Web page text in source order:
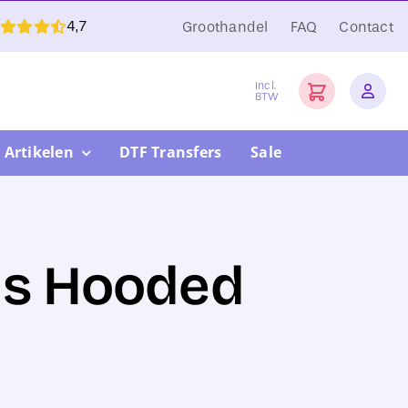
4,7 Groothandel FAQ Contact
Incl.
BTW
Artikelen DTF Transfers Sale
Hooded